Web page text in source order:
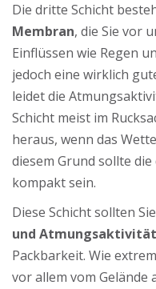
Die dritte Schicht
Membran, die Sie vor
Einflüssen wie Regen
jedoch eine wirklich
leidet die
Schicht meist im
heraus, wenn das
diesem Grund sollte
kompakt sein.
Diese Schicht sollten
und
Packbarkeit. Wie
vor allem vom Gelände